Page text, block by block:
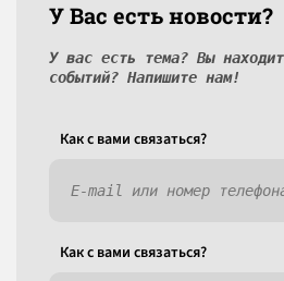
У Вас есть новости?
У вас есть тема? Вы
событий? Напишите нам!
Как c вами связаться?
Как c вами связаться?